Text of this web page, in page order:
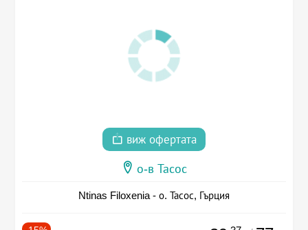
виж офертата
о-в Тасос
Ntinas Filoxenia - о. Тасос, Гърция